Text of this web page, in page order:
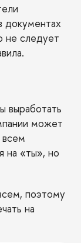
документах
не следует
выработать
может
на «ты», но
поэтому
на